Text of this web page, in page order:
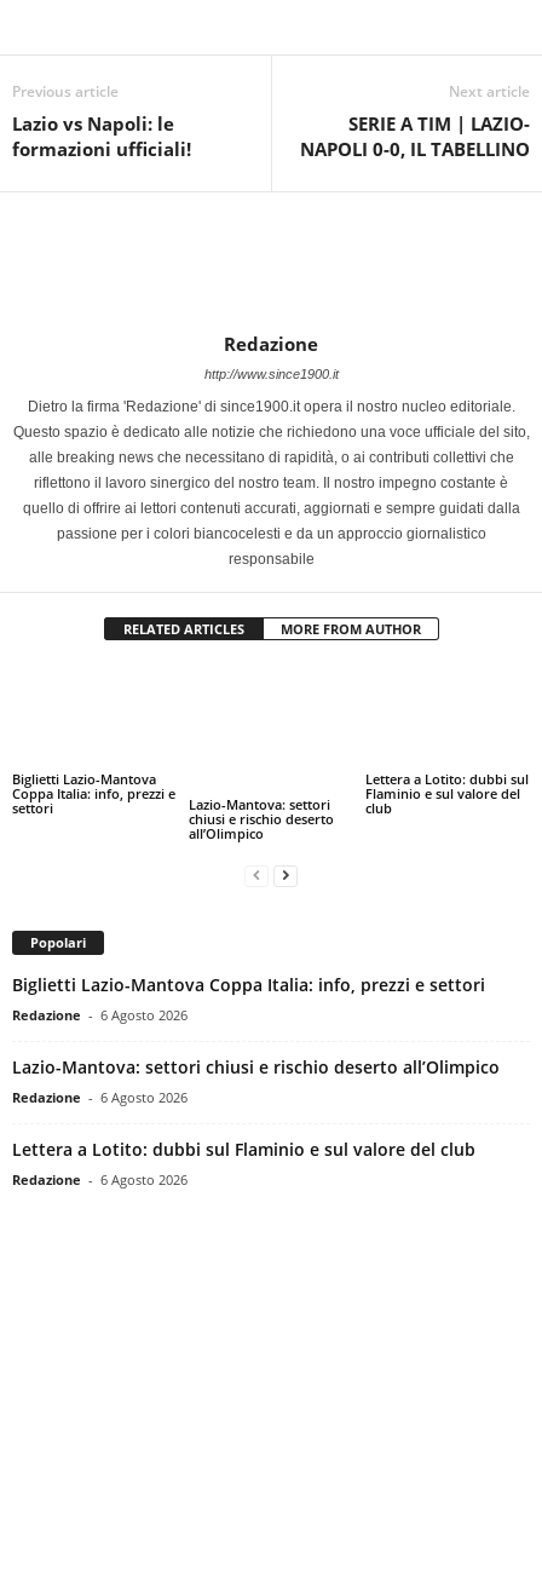
Previous article
Lazio vs Napoli: le
formazioni ufficiali!
Next article
SERIE A TIM | LAZIO-
NAPOLI 0-0, IL TABELLINO
Redazione
http://www.since1900.it
Dietro la firma 'Redazione' di since1900.it opera il nostro nucleo editoriale.
Questo spazio è dedicato alle notizie che richiedono una voce ufficiale del sito,
alle breaking news che necessitano di rapidità, o ai contributi collettivi che
riflettono il lavoro sinergico del nostro team. Il nostro impegno costante è
quello di offrire ai lettori contenuti accurati, aggiornati e sempre guidati dalla
passione per i colori biancocelesti e da un approccio giornalistico
responsabile
RELATED ARTICLES MORE FROM AUTHOR
Biglietti Lazio-Mantova
Coppa Italia: info, prezzi e
settori
Lazio-Mantova: settori
chiusi e rischio deserto
all’Olimpico
Lettera a Lotito: dubbi sul
Flaminio e sul valore del
club
Popolari
Biglietti Lazio-Mantova Coppa Italia: info, prezzi e settori
Redazione - 6 Agosto 2026
Lazio-Mantova: settori chiusi e rischio deserto all’Olimpico
Redazione - 6 Agosto 2026
Lettera a Lotito: dubbi sul Flaminio e sul valore del club
Redazione - 6 Agosto 2026